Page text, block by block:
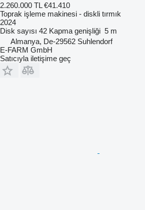
2.260.000 TL €41.410
Toprak işleme makinesi - diskli tırmık
2024
Disk sayısı 42 Kapma genişliği 5 m
Almanya, De-29562 Suhlendorf
E-FARM GmbH
Satıcıyla iletişime geç